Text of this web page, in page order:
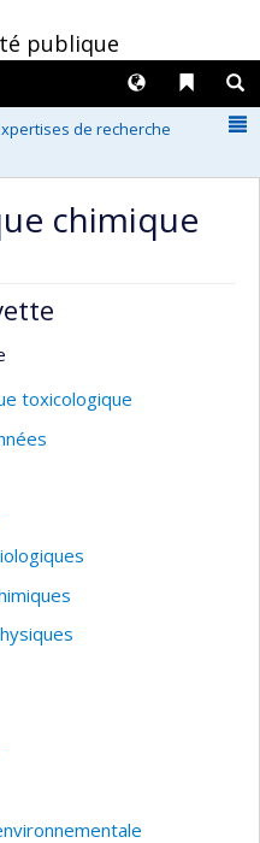
publique
Liens
Langues
de recherche
chimique
toxicologique